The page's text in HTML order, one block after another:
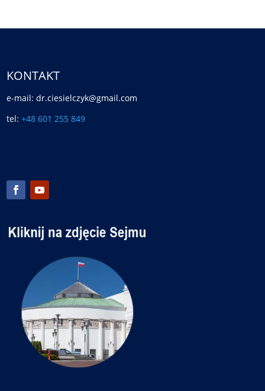
KONTAKT
e-mail: dr.ciesielczyk@gmail.com
tel:+48 601 255 849